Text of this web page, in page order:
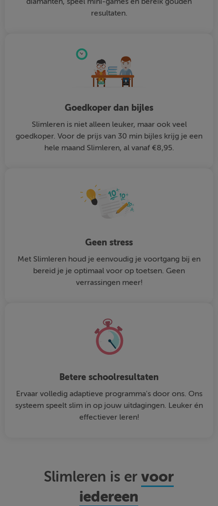
resultaten.
Goedkoper dan bijles
Slimleren is niet alleen leuker, maar ook veel
goedkoper. Voor de prijs van 30 min bijles krijg je een
hele maand Slimleren, al vanaf €8,95.
Geen stress
Met Slimleren houd je eenvoudig je voortgang bij en
bereid je je optimaal voor op toetsen. Geen
verrassingen meer!
Betere schoolresultaten
Ervaar volledig adaptieve programma's door ons. Ons
systeem speelt slim in op jouw uitdagingen. Leuker én
effectiever leren!
Slimleren is ervoor
iedereen